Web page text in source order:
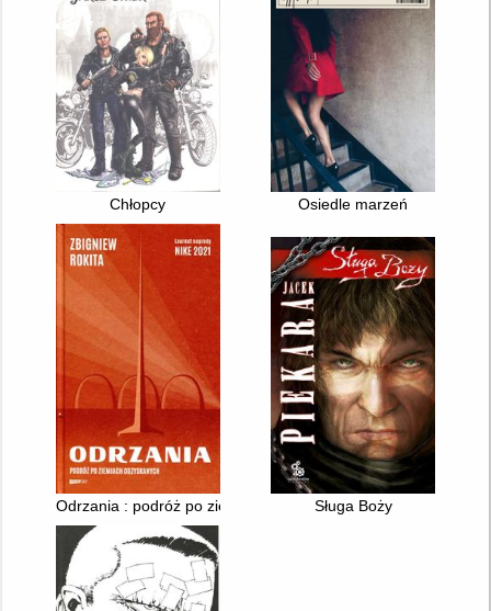
Chłopcy Osiedle marzeń
Odrzania : podróż po ziemiach odzyskanych
Sługa Boży